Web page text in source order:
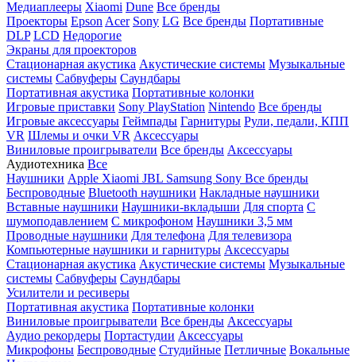
Медиаплееры Xiaomi Dune Все бренды
Проекторы Epson Acer Sony LG Все бренды Портативные
DLP LCD Недорогие
Экраны для проекторов
Стационарная акустика Акустические системы Музыкальные
системы Сабвуферы Саундбары
Портативная акустика Портативные колонки
Игровые приставки Sony PlayStation Nintendo Все бренды
Игровые аксессуары Геймпады Гарнитуры Рули, педали, КПП
VR Шлемы и очки VR Аксессуары
Виниловые проигрыватели Все бренды Аксессуары
Аудиотехника Все
Наушники Apple Xiaomi JBL Samsung Sony Все бренды
Беспроводные Bluetooth наушники Накладные наушники
Вставные наушники Наушники-вкладыши Для спорта С
шумоподавлением С микрофоном Наушники 3,5 мм
Проводные наушники Для телефона Для телевизора
Компьютерные наушники и гарнитуры Аксессуары
Стационарная акустика Акустические системы Музыкальные
системы Сабвуферы Саундбары
Усилители и ресиверы
Портативная акустика Портативные колонки
Виниловые проигрыватели Все бренды Аксессуары
Аудио рекордеры Портастудии Аксессуары
Микрофоны Беспроводные Студийные Петличные Вокальные